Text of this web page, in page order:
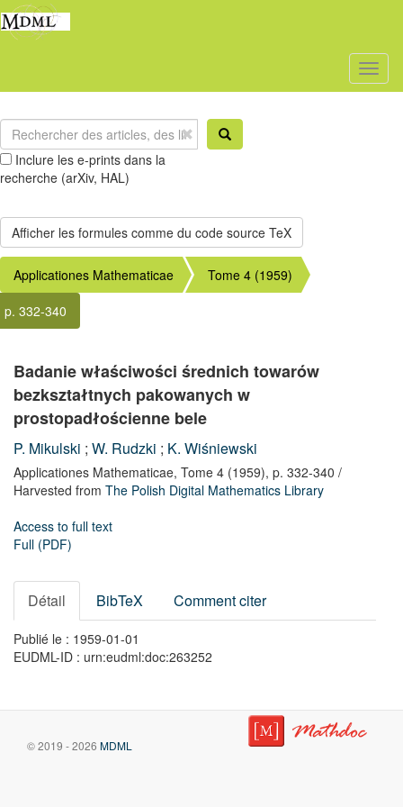
Inclure les e-prints dans la
recherche (arXiv, HAL)
Applicationes Mathematicae
Tome 4 (1959)
p. 332-340
Badanie właściwości średnich towarów
bezkształtnych pakowanych w
prostopadłościenne bele
P. Mikulski ; W. Rudzki ; K. Wiśniewski
Applicationes Mathematicae, Tome 4 (1959), p. 332-340 /
Harvested from The Polish Digital Mathematics Library
Access to full text
Full (PDF)
Détail BibTeX Comment citer
Publié le : 1959-01-01
EUDML-ID : urn:eudml:doc:263252
© 2019 - 2026 MDML